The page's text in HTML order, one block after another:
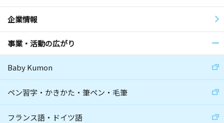
企業情報
事業・活動の広がり
Baby Kumon
ペン習字・かきかた・筆ペン・毛筆
フランス語・ドイツ語